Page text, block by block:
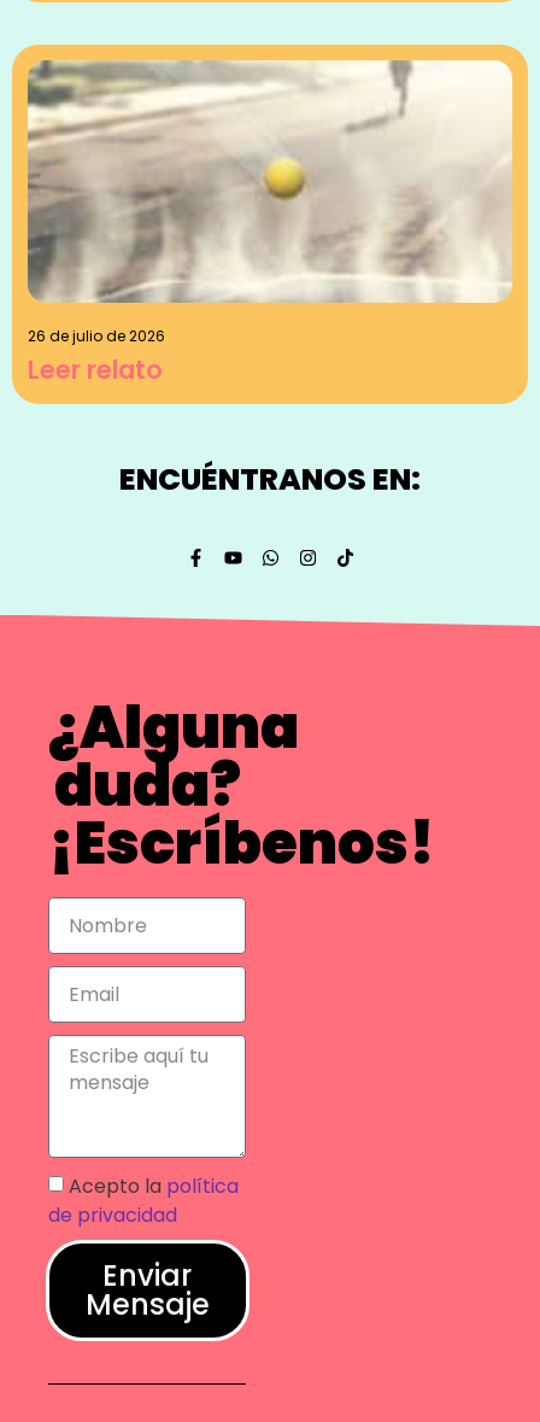
26 de julio de 2026
Leer relato
ENCUÉNTRANOS EN:
¿Alguna
duda?
¡Escríbenos!
Acepto la política
de privacidad
Enviar
Mensaje